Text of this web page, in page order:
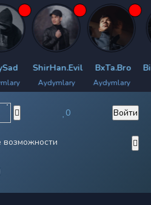
ShirHan.Evil
Aydymlary
BxTa.Bro
Aydymlary
0
Войти
возможности